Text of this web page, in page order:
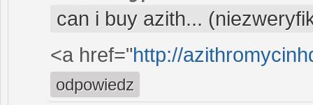
can i buy azith...
<a href="http://
odpowiedz